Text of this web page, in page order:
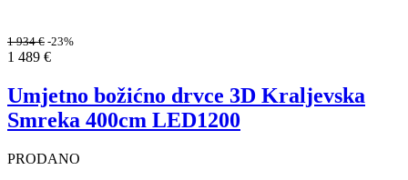
1 934€ -23%
1 489 €
Umjetno božićno drvce 3D Kraljevska
Smreka 400cm LED1200
PRODANO